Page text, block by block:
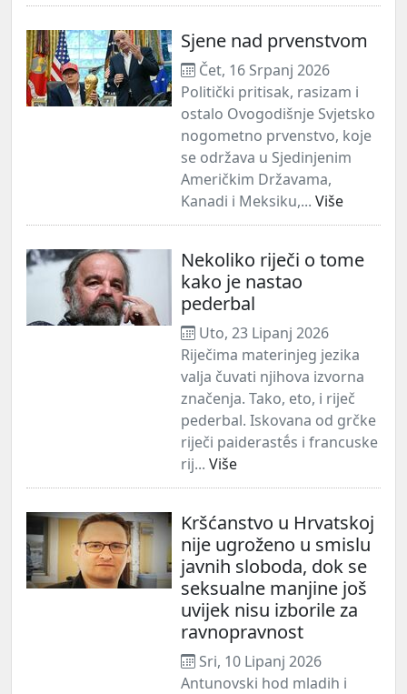
Sjene nad prvenstvom
Čet, 16 Srpanj 2026
Politički pritisak, rasizam i
ostalo Ovogodišnje Svjetsko
nogometno prvenstvo, koje
se održava u Sjedinjenim
Američkim Državama,
Kanadi i Meksiku,... Više
Nekoliko riječi o tome
kako je nastao
pederbal
Uto, 23 Lipanj 2026
Riječima materinjeg jezika
valja čuvati njihova izvorna
značenja. Tako, eto, i riječ
pederbal. Iskovana od grčke
riječi paiderastḗs i francuske
rij... Više
Kršćanstvo u Hrvatskoj
nije ugroženo u smislu
javnih sloboda, dok se
seksualne manjine još
uvijek nisu izborile za
ravnopravnost
Sri, 10 Lipanj 2026
Antunovski hod mladih i